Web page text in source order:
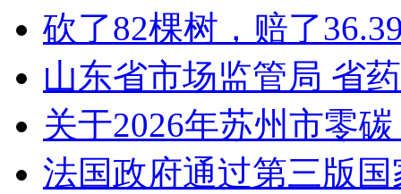
砍了82棵树，赔了
山东省市场监管局 省
关于2026年苏州市零
法国政府通过第三版